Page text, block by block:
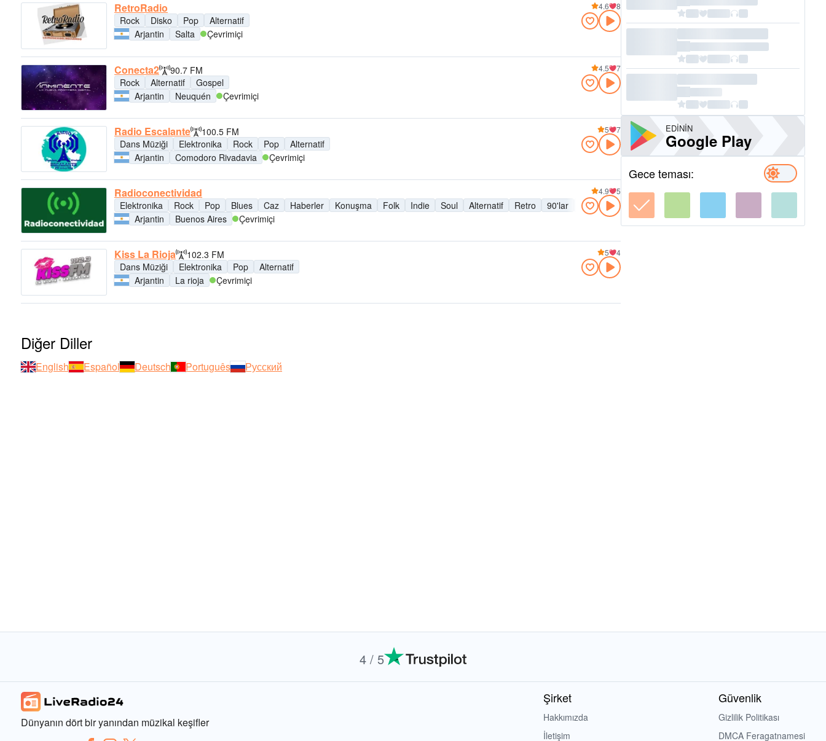
RetroRadio
Rock Disko Pop
Alternatif
Arjantin
Salta Çevrimiçi
4.6 8
Conecta2
90.7 FM
Rock
Alternatif
Gospel
Arjantin
Neuquén Çevrimiçi
4.5 7
Radio Escalante
100.5 FM
Dans Müziği
Elektronika Rock Pop
Alternatif
Arjantin
Comodoro Rivadavia Çevrimiçi
5 7
Radioconectividad
Elektronika Rock Pop Blues Caz Haberler Konuşma Folk Indie Soul Alternatif Retro 90'lar 80'ler 70'ler 60'lar
Arjantin
Buenos Aires Çevrimiçi
4.9 5
Kiss La Rioja
102.3 FM
Dans Müziği
Elektronika Pop
Alternatif
Arjantin
La rioja Çevrimiçi
5 4
Diğer Diller
English Español Deutsch Português Русский
EDININ
Google Play
Gece teması:
4 / 5
Dünyanın dört bir yanından müzikal keşifler
Şirket
Hakkımızda
İletişim
Güvenlik
Gizlilik Politikası
DMCA Feragatnamesi